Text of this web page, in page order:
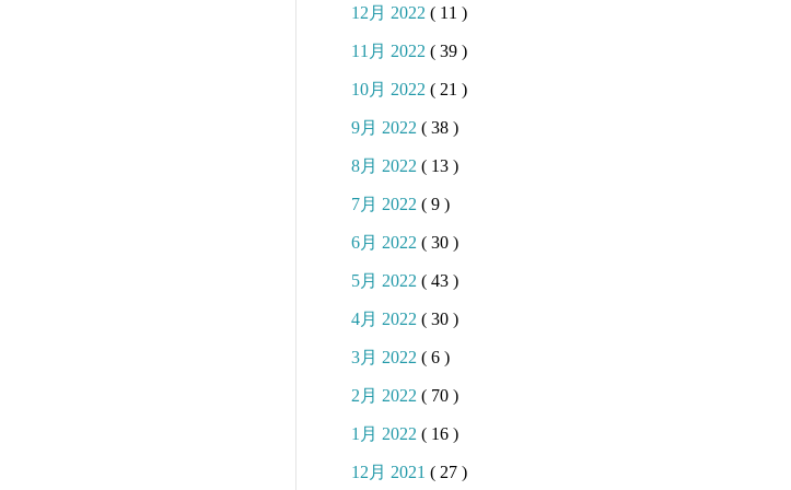
12月 2022 ( 11 )
11月 2022 ( 39 )
10月 2022 ( 21 )
9月 2022 ( 38 )
8月 2022 ( 13 )
7月 2022 ( 9 )
6月 2022 ( 30 )
5月 2022 ( 43 )
4月 2022 ( 30 )
3月 2022 ( 6 )
2月 2022 ( 70 )
1月 2022 ( 16 )
12月 2021 ( 27 )